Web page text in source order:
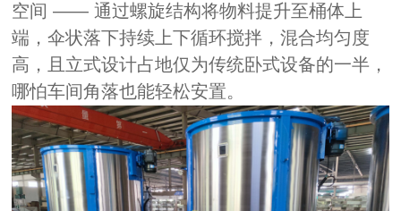
空间 —— 通过螺旋结构将物料提升至桶体上
端，伞状落下持续上下循环搅拌，混合均匀度
高，且立式设计占地仅为传统卧式设备的一半，
哪怕车间角落也能轻松安置。